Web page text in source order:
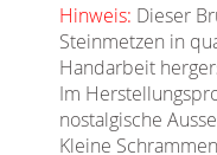
Hinweis: Dieser
Steinmetzen in
Handarbeit
Im
nostalgische
Kleine